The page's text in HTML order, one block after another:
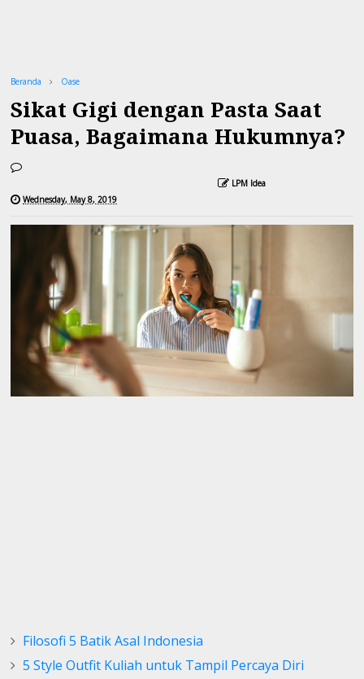
Beranda Oase
Sikat Gigi dengan Pasta Saat
Puasa, Bagaimana Hukumnya?
LPM Idea
Wednesday, May 8, 2019
Filosofi 5 Batik Asal Indonesia
5 Style Outfit Kuliah untuk Tampil Percaya Diri